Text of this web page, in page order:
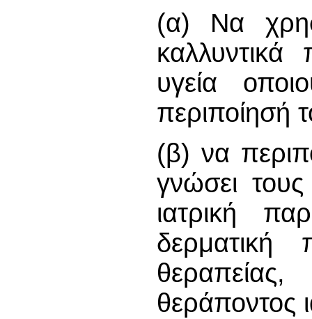
(α) Να
υγεία
περιποίησή
(β) να
γνώσει
ιατρική
δερματική
θεράποντος